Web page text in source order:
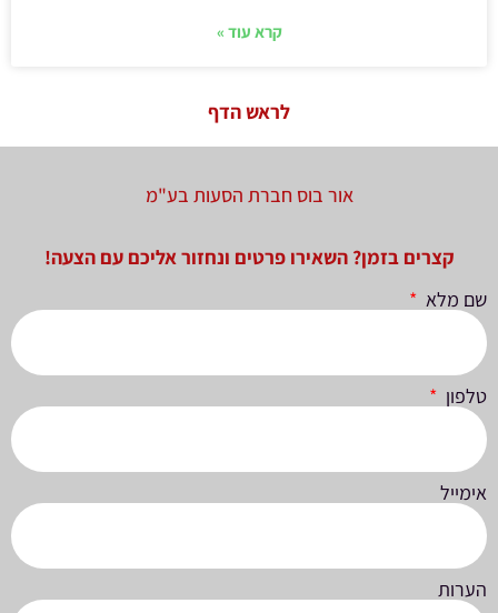
קרא עוד »
לראש הדף
אור בוס חברת הסעות בע"מ
קצרים בזמן? השאירו פרטים ונחזור אליכם עם הצעה!
שם מלא
טלפון
אימייל
הערות